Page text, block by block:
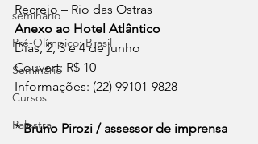
seminário
Pré-Olímpico: Brasil
Seminário
Cursos
Palestra
Recreio – Rio das Ostras
Anexo ao Hotel Atlântico
Dias, 2, 3 e 4 de junho
Couvert: R$ 10
Informações: (22) 99101-9828
* Bruno Pirozi / assessor de imprensa